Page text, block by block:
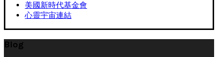
美國新時代基金會
心靈宇宙連結
Blog